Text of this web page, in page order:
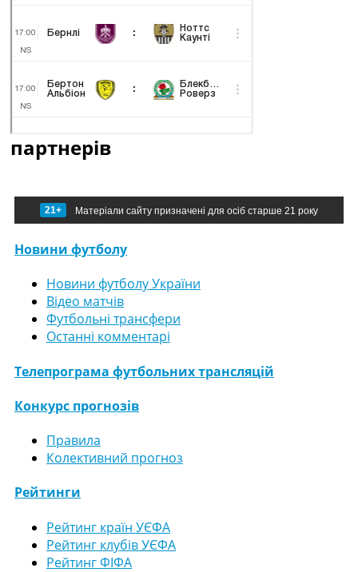
партнерів
21+ Матеріали сайту призначені для осіб старше 21 року
Новини футболу
Новини футболу України
Відео матчів
Футбольні трансфери
Останні комментарі
Телепрограма футбольних трансляцій
Конкурс прогнозів
Правила
Колективний прогноз
Рейтинги
Рейтинг країн УЄФА
Рейтинг клубів УЄФА
Рейтинг ФІФА